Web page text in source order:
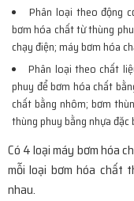
Phân loại theo động
bơm hóa chất từ thùng
chạy điện; máy bơm hóa
Phân loại theo chất
phuy để bơm hóa chất
chất bằng nhôm; bơm
thùng phuy bằng nhựa đặc
Có 4 loại máy bơm hóa
mỗi loại bơm hóa chất
nhau.